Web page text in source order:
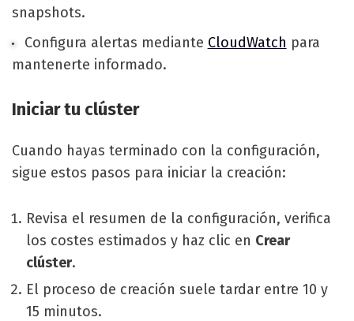
snapshots.
Configura alertas mediante CloudWatch para
mantenerte informado.
Iniciar tu clúster
Cuando hayas terminado con la configuración,
sigue estos pasos para iniciar la creación:
Revisa el resumen de la configuración, verifica
los costes estimados y haz clic en Crear
clúster.
El proceso de creación suele tardar entre 10 y
15 minutos.